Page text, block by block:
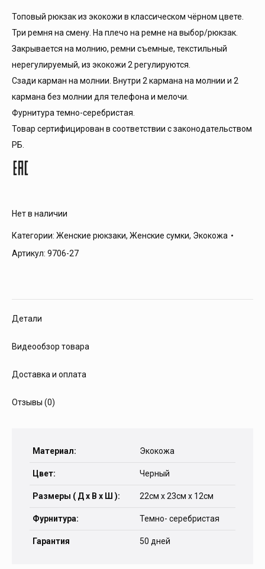
Топовый рюкзак из экокожи в классическом чёрном цвете.
Три ремня на смену. На плечо на ремне на выбор/рюкзак.
Закрывается на молнию, ремни съемные, текстильный
нерегулируемый, из экокожи 2 регулируются.
Сзади карман на молнии. Внутри 2 кармана на молнии и 2
кармана без молнии для телефона и мелочи.
Фурнитура темно-серебристая.
Товар сертифицирован в соответствии с законодательством
РБ.
Нет в наличии
Категории: Женские рюкзаки, Женские сумки, Экокожа
Артикул: 9706-27
Детали
Видеообзор товара
Доставка и оплата
Отзывы (0)
Материал: Экокожа
Цвет: Черный
Размеры ( Д х В х Ш ): 22см х 23см х 12см
Фурнитура: Темно- серебристая
Гарантия 50 дней